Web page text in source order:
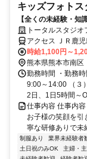
キッズフォトス
【全くの未経験・
ト】笑顔をつくるや
書不要
トータルスタジ
アクセス ＪＲ鹿
（熊本県）徒歩約
時給1,100円～
熊本県熊本市南区
勤務時間 ・勤務
9:00～14:00 （３
2日、1日5時間～
仕事内容 仕事内
お子様の笑顔を引
寧な研修ありで未
制服あり 業界未経験者
土日祝のみOK
主婦・